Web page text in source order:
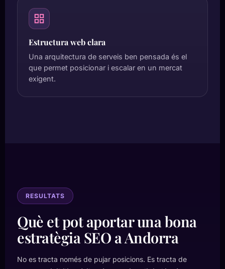
Estructura web clara
Una arquitectura de serveis ben pensada és el
que permet posicionar i escalar en un mercat
exigent.
RESULTATS
Què et pot aportar una bona
estratègia SEO a Andorra
No es tracta només de pujar posicions. Es tracta de